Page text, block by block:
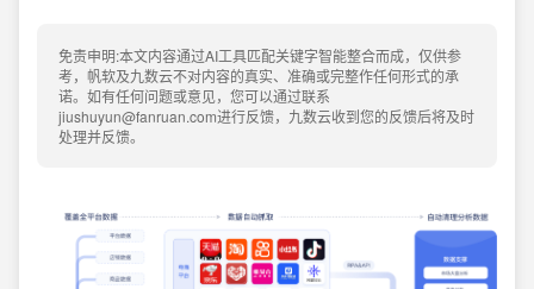
免责申明:本文内容通过AI工具匹配关键字智能整合而成，仅供参
考，帆软及九数云不对内容的真实、准确或完整作任何形式的承
诺。如有任何问题或意见，您可以通过联系
jiushuyun@fanruan.com进行反馈，九数云收到您的反馈后将及时
处理并反馈。